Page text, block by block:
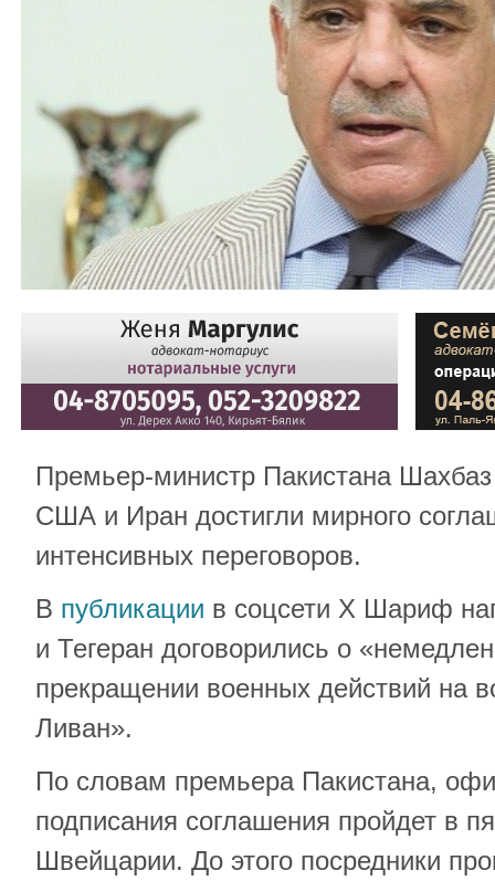
Премьер-министр Пакистана
США и Иран достигли мирного
интенсивных переговоров.
В публикации в соцсети X Шариф
и Тегеран договорились о
прекращении военных действий на
Ливан».
По словам премьера Пакистана,
подписания соглашения пройдет в
Швейцарии. До этого посредники